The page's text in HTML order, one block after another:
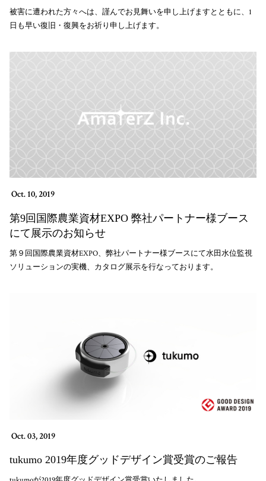
被害に遭われた方々へは、謹んでお見舞いを申し上げますとともに、1
日も早い復旧・復興をお祈り申し上げます。
Oct. 10, 2019
第9回国際農業資材EXPO 弊社パートナー様ブース
にて展示のお知らせ
第９回国際農業資材EXPO、弊社パートナー様ブースにて水田水位監視
ソリューションの実機、カタログ展示を行なっております。
Oct. 03, 2019
tukumo 2019年度グッドデザイン賞受賞のご報告